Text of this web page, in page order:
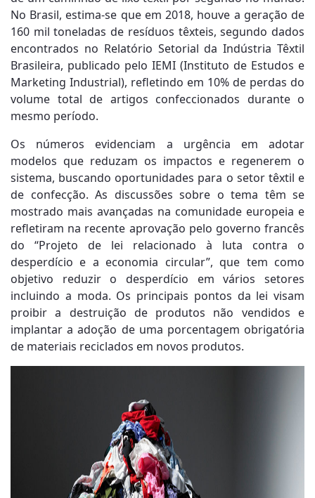
No Brasil, estima-se que em 2018, houve a geração de
160 mil toneladas de resíduos têxteis, segundo dados
encontrados no Relatório Setorial da Indústria Têxtil
Brasileira, publicado pelo IEMI (Instituto de Estudos e
Marketing Industrial), refletindo em 10% de perdas do
volume total de artigos confeccionados durante o
mesmo período.
Os números evidenciam a urgência em adotar
modelos que reduzam os impactos e regenerem o
sistema, buscando oportunidades para o setor têxtil e
de confecção. As discussões sobre o tema têm se
mostrado mais avançadas na comunidade europeia e
refletiram na recente aprovação pelo governo francês
do “Projeto de lei relacionado à luta contra o
desperdício e a economia circular”, que tem como
objetivo reduzir o desperdício em vários setores
incluindo a moda. Os principais pontos da lei visam
proibir a destruição de produtos não vendidos e
implantar a adoção de uma porcentagem obrigatória
de materiais reciclados em novos produtos.